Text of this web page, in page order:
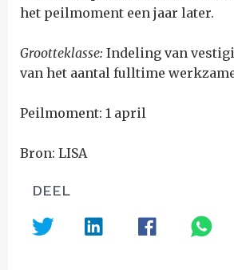
het peilmoment een jaar later.
Grootteklasse: Indeling van
van het aantal fulltime
Peilmoment: 1 april
Bron: LISA
DEEL